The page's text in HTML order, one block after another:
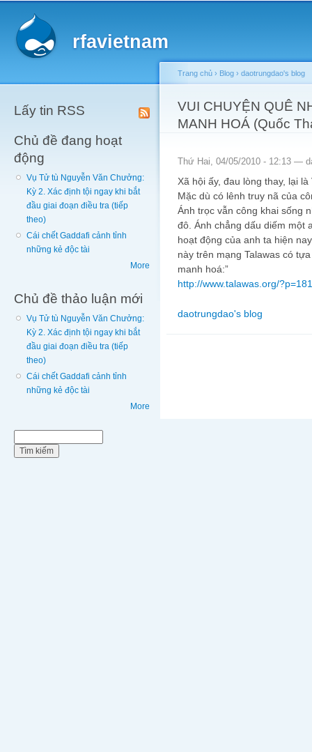
rfavietnam
Lấy tin RSS
Chủ đề đang hoạt
động
Vụ Tử tù Nguyễn Văn Chưởng:
Kỳ 2. Xác định tội ngay khi bắt
đầu giai đoạn điều tra (tiếp
theo)
Cái chết Gaddafi cảnh tỉnh
những kẻ độc tài
More
Chủ đề thảo luận mới
Vụ Tử tù Nguyễn Văn Chưởng:
Kỳ 2. Xác định tội ngay khi bắt
đầu giai đoạn điều tra (tiếp
theo)
Cái chết Gaddafi cảnh tỉnh
những kẻ độc tài
More
You are here
Trang chủ › Blog › daotrungdao's blog
VUI CHUYỆN QUÊ
MANH HOÁ (Quốc
Thứ Hai, 04/05/2010 - 12:13 —
Xã hội ấy, đau lòng thay, lại là
Mặc dù có lênh truy nã của
Ánh trọc vẫn công khai sống
đô. Ánh chẳng dấu diếm một
hoạt động của anh ta hiện
này trên mạng Talawas có
manh hoá:”
http://www.talawas.org/
daotrungdao's blog